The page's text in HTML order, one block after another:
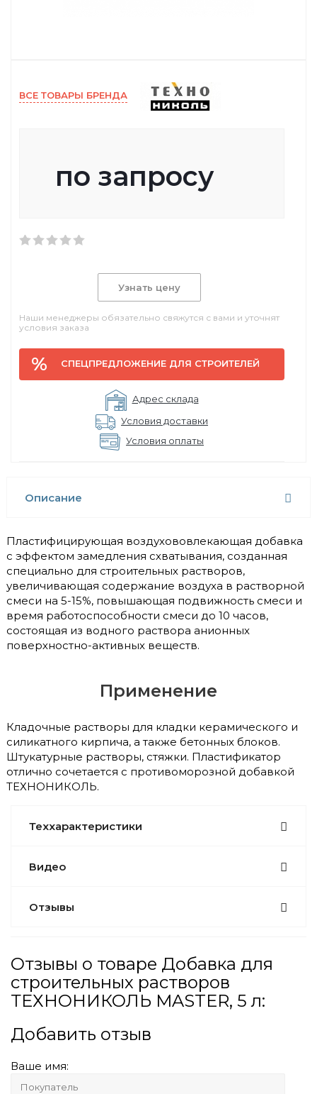
ВСЕ ТОВАРЫ БРЕНДА
по запросу
Узнать цену
Наши менеджеры обязательно свяжутся с вами и уточнят
условия заказа
СПЕЦПРЕДЛОЖЕНИЕ ДЛЯ СТРОИТЕЛЕЙ
Адрес склада
Условия доставки
Условия оплаты
Описание
Пластифицирующая воздухововлекающая добавка
с эффектом замедления схватывания, созданная
специально для строительных растворов,
увеличивающая содержание воздуха в растворной
смеси на 5-15%, повышающая подвижность смеси и
время работоспособности смеси до 10 часов,
состоящая из водного раствора анионных
поверхностно-активных веществ.
Применение
Кладочные растворы для кладки керамического и
силикатного кирпича, а также бетонных блоков.
Штукатурные растворы, стяжки. Пластификатор
отлично сочетается с противоморозной добавкой
ТЕХНОНИКОЛЬ.
Теххарактеристики
Видео
Отзывы
Отзывы о товаре Добавка для
строительных растворов
ТЕХНОНИКОЛЬ MASTER, 5 л:
Добавить отзыв
Ваше имя: